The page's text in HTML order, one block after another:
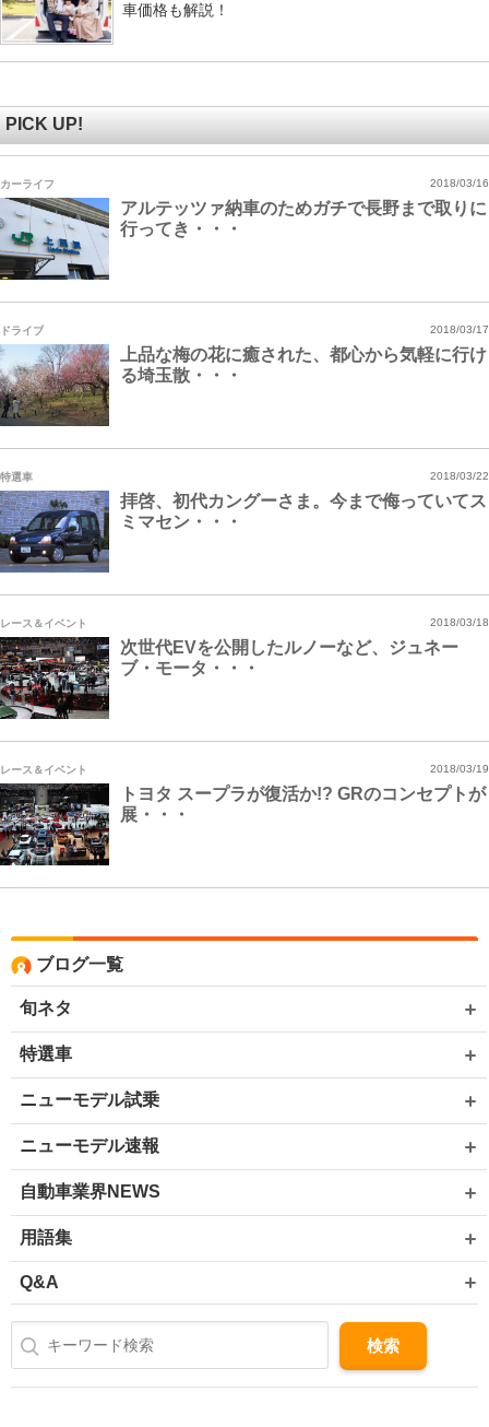
車価格も解説！
PICK UP!
カーライフ
アルテッツァ納車のためガチで長野まで取りに
行ってき・・・
2018/03/16
ドライブ
上品な梅の花に癒された、都心から気軽に行け
る埼玉散・・・
2018/03/17
特選車
拝啓、初代カングーさま。今まで侮っていてス
ミマセン・・・
2018/03/22
レース＆イベント
次世代EVを公開したルノーなど、ジュネー
ブ・モータ・・・
2018/03/18
レース＆イベント
トヨタ スープラが復活か!? GRのコンセプトが
展・・・
2018/03/19
ブログ一覧
旬ネタ
特選車
ニューモデル試乗
ニューモデル速報
自動車業界NEWS
用語集
Q&A